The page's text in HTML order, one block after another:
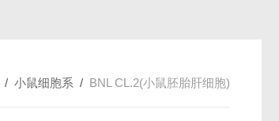
/ 小鼠细胞系 / BNL CL.2(小鼠胚胎肝细胞)